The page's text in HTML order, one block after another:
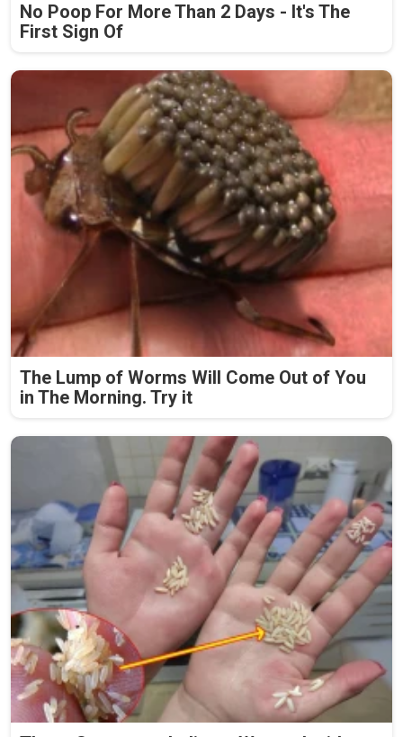
No Poop For More Than 2 Days - It's The
First Sign Of
The Lump of Worms Will Come Out of You
in The Morning. Try it